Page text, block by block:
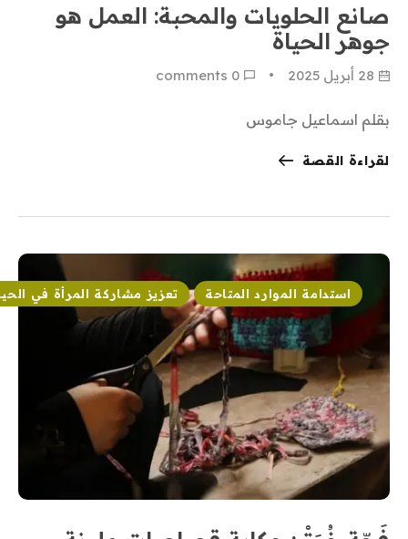
صانع الحلويات والمحبة: العمل هو
جوهر الحياة
28 أبريل 2025 0
بقلم اسماعيل جاموس
لقراءة القصة
استدامة الموارد المتاحة تعزيز مشاركة المرأة في